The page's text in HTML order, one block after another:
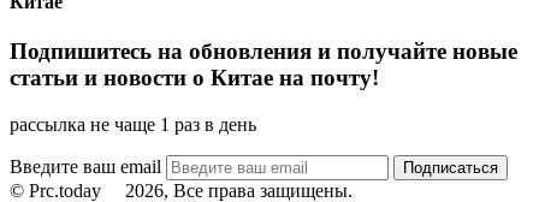
Подпишитесь на обновления и получайте новые
статьи и новости о Китае на почту!
рассылка не чаще 1 раз в день
Введите ваш email
© Prc.today
2026, Все права защищены.